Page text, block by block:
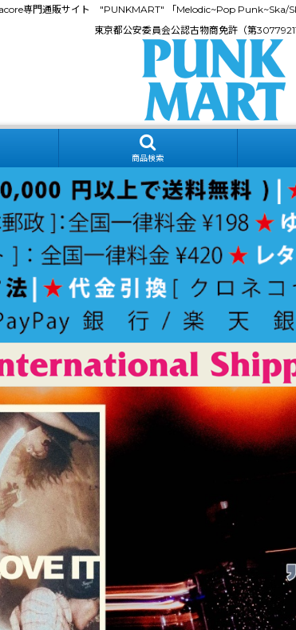
専門通販サイト "PUNKMART" 「Melodic~Pop Punk~Ska/
東京都公安委員会公認古物商免許（第
商品検索